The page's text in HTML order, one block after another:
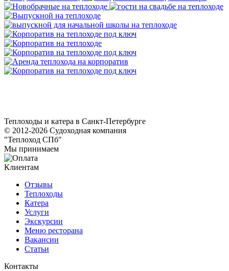
Теплоходы и катера в Санкт-Петербурге
© 2012-2026 Судоходная компания
"Теплоход СПб"
Мы принимаем
Клиентам
Отзывы
Теплоходы
Катера
Услуги
Экскурсии
Меню ресторана
Вакансии
Статьи
Контакты